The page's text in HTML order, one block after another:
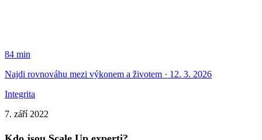
84 min
Najdi rovnováhu mezi výkonem a životem · 12. 3. 2026
Integrita
7. září 2022